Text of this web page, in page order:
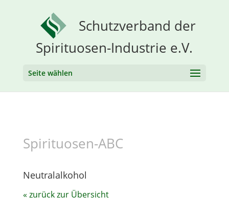
Schutzverband der
Spirituosen-Industrie e.V.
Seite wählen
Spirituosen-ABC
Neutralalkohol
« zurück zur Übersicht